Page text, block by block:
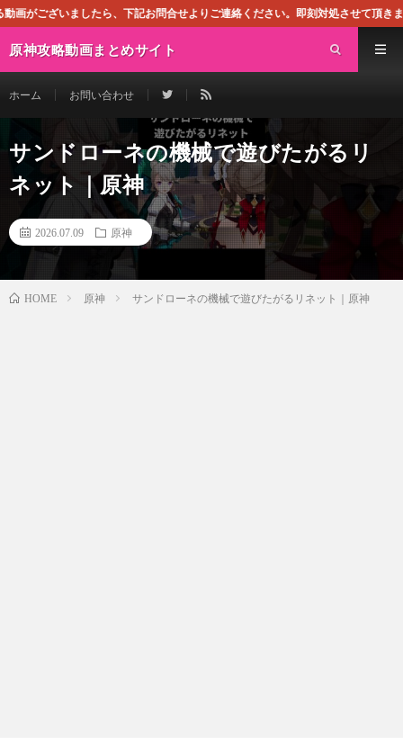
、下記お問合せよりご連絡ください。即刻対処させて頂きます。なお、同サ
原神攻略動画まとめサイト
ホーム お問い合わせ
サンドローネの機械で遊びたがるリ
ネット｜原神
2026.07.09 原神
HOME 原神 サンドローネの機械で遊びたがるリネット｜原神